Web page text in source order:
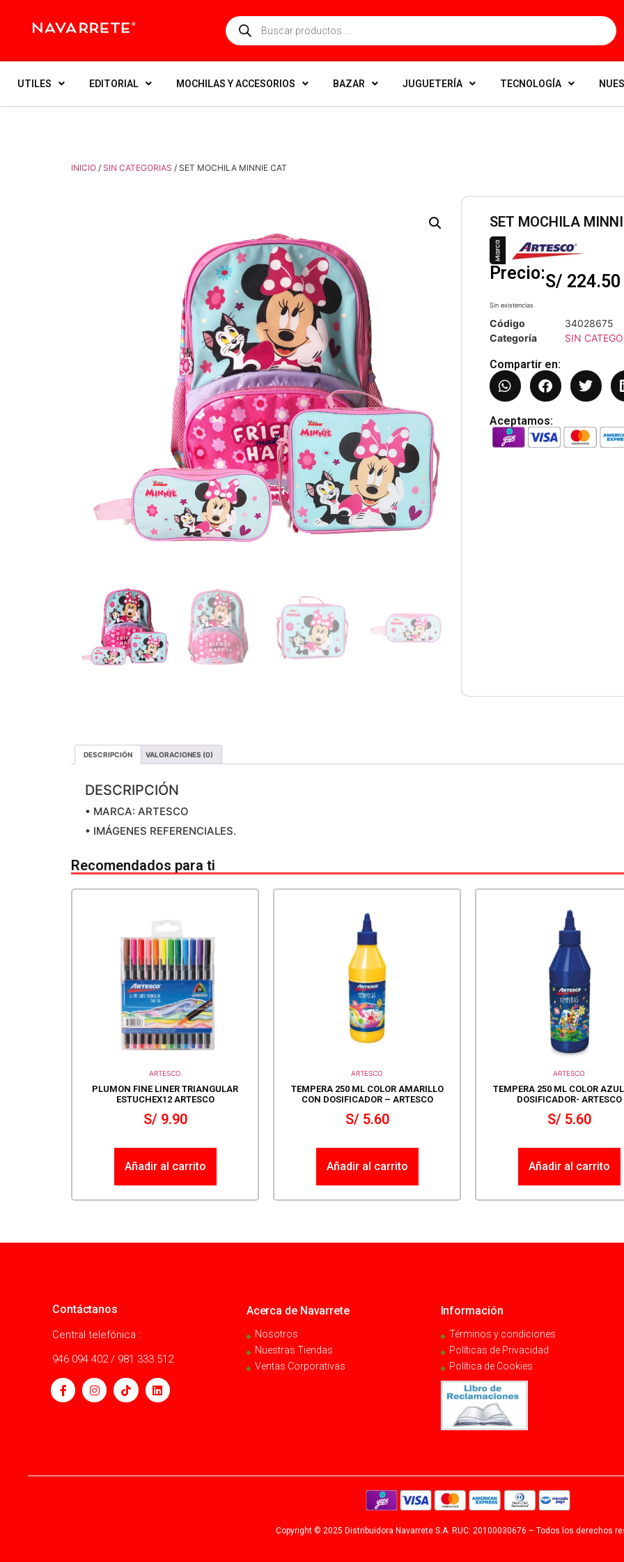
UTILES EDITORIAL MOCHILAS Y ACCESORIOS BAZAR JUGUETERÍA TECNOLOGÍA
INICIO / SIN CATEGORIAS / SET MOCHILA MINNIE CAT
SET MOCHILA
Precio:S/ 224.50
Sin existencias
Código
34028675
Categoría
SIN
Compartir en:
Aceptamos:
DESCRIPCIÓN VALORACIONES (0)
DESCRIPCIÓN
• MARCA: ARTESCO
• IMÁGENES REFERENCIALES.
Recomendados para ti
ARTESCO
PLUMON FINE LINER TRIANGULAR
ESTUCHEX12 ARTESCO
S/9.90
Añadir al carrito
ARTESCO
TEMPERA 250 ML COLOR AMARILLO
CON DOSIFICADOR – ARTESCO
S/5.60
Añadir al carrito
ARTESCO
TEMPERA 250 ML COLOR
DOSIFICADOR- ARTESCO
S/5.60
Añadir al carrito
Contáctanos
Central telefónica :
946 094 402 / 981 333 512
Acerca de Navarrete
Nosotros
Nuestras Tiendas
Ventas Corporativas
Información
Términos y condiciones
Políticas de Privacidad
Política de Cookies
Copyright © 2025 Distribuidora Navarrete S.A. RUC: 20100030676 – Todos los derechos